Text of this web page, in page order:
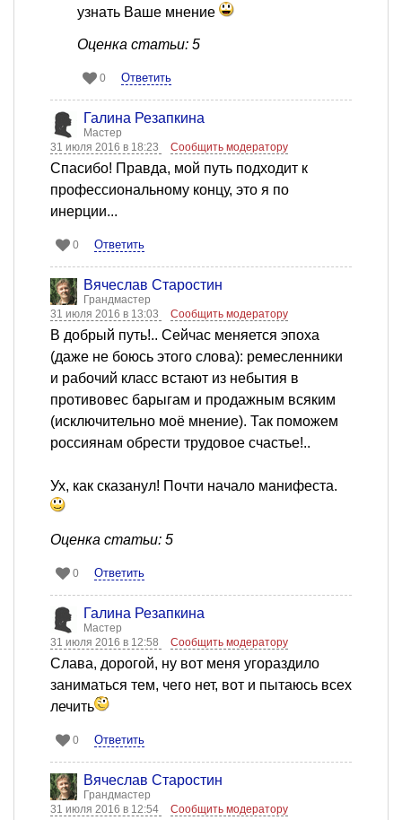
узнать Ваше мнение
Оценка статьи: 5
0 Ответить
Галина Резапкина
Мастер
31 июля 2016 в 18:23
Сообщить модератору
Спасибо! Правда, мой путь подходит к
профессиональному концу, это я по
инерции...
0 Ответить
Вячеслав Старостин
Грандмастер
31 июля 2016 в 13:03
Сообщить модератору
В добрый путь!.. Сейчас меняется эпоха
(даже не боюсь этого слова): ремесленники
и рабочий класс встают из небытия в
противовес барыгам и продажным всяким
(исключительно моё мнение). Так поможем
россиянам обрести трудовое счастье!..
Ух, как сказанул! Почти начало манифеста.
Оценка статьи: 5
0 Ответить
Галина Резапкина
Мастер
31 июля 2016 в 12:58
Сообщить модератору
Слава, дорогой, ну вот меня угораздило
заниматься тем, чего нет, вот и пытаюсь всех
лечить
0 Ответить
Вячеслав Старостин
Грандмастер
31 июля 2016 в 12:54
Сообщить модератору